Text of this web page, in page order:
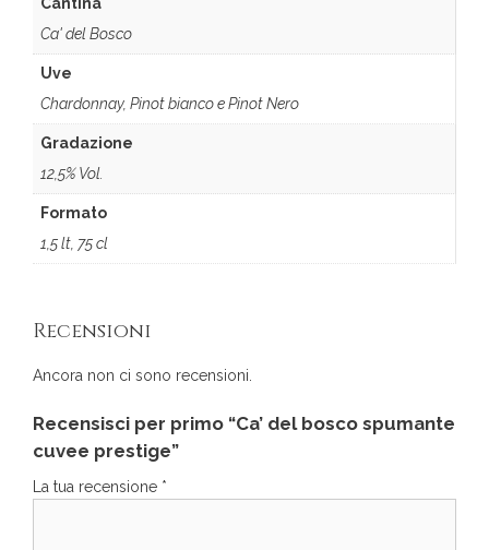
Ca' del Bosco
Uve
Chardonnay, Pinot bianco e Pinot Nero
Gradazione
12,5% Vol.
Formato
1,5 lt, 75 cl
Recensioni
Ancora non ci sono recensioni.
Recensisci per primo “Ca’ del bosco spumante
cuvee prestige”
La tua recensione *